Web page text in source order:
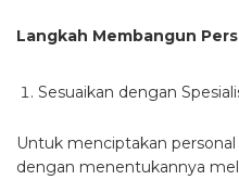
Langkah Membangun
Sesuaikan dengan
Untuk menciptakan
dengan menentukannya